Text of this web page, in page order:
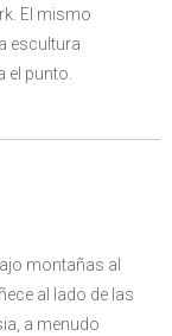
El mismo
escultura
punto.
montañas al
al lado de las
a menudo